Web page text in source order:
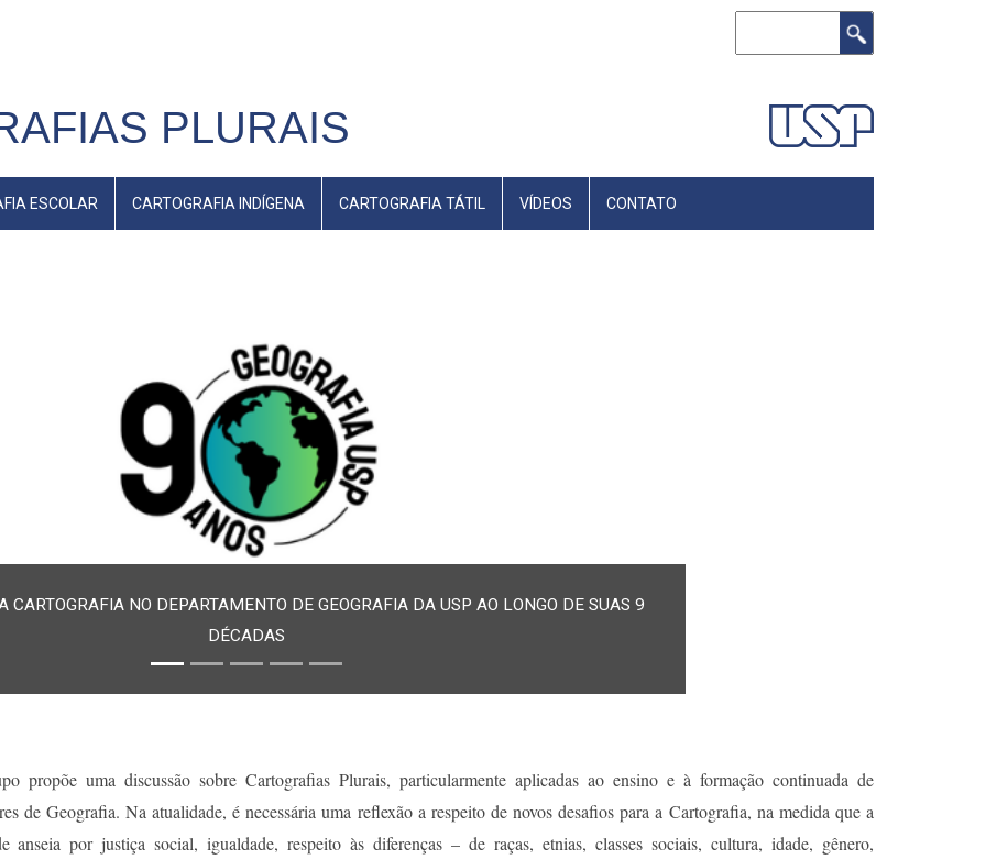
PLURAIS
ESCOLAR CARTOGRAFIA INDÍGENA CARTOGRAFIA TÁTIL VÍDEOS CONTATO
CARTOGRAFIA NO DEPARTAMENTO DE GEOGRAFIA DA USP AO LONGO DE SUAS 9
DÉCADAS
propõe uma discussão sobre Cartografias Plurais, particularmente aplicadas ao ensino e à formação continuada de
de Geografia. Na atualidade, é necessária uma reflexão a respeito de novos desafios para a Cartografia, na medida que a
anseia por justiça social, igualdade, respeito às diferenças – de raças, etnias, classes sociais, cultura, idade, gênero,